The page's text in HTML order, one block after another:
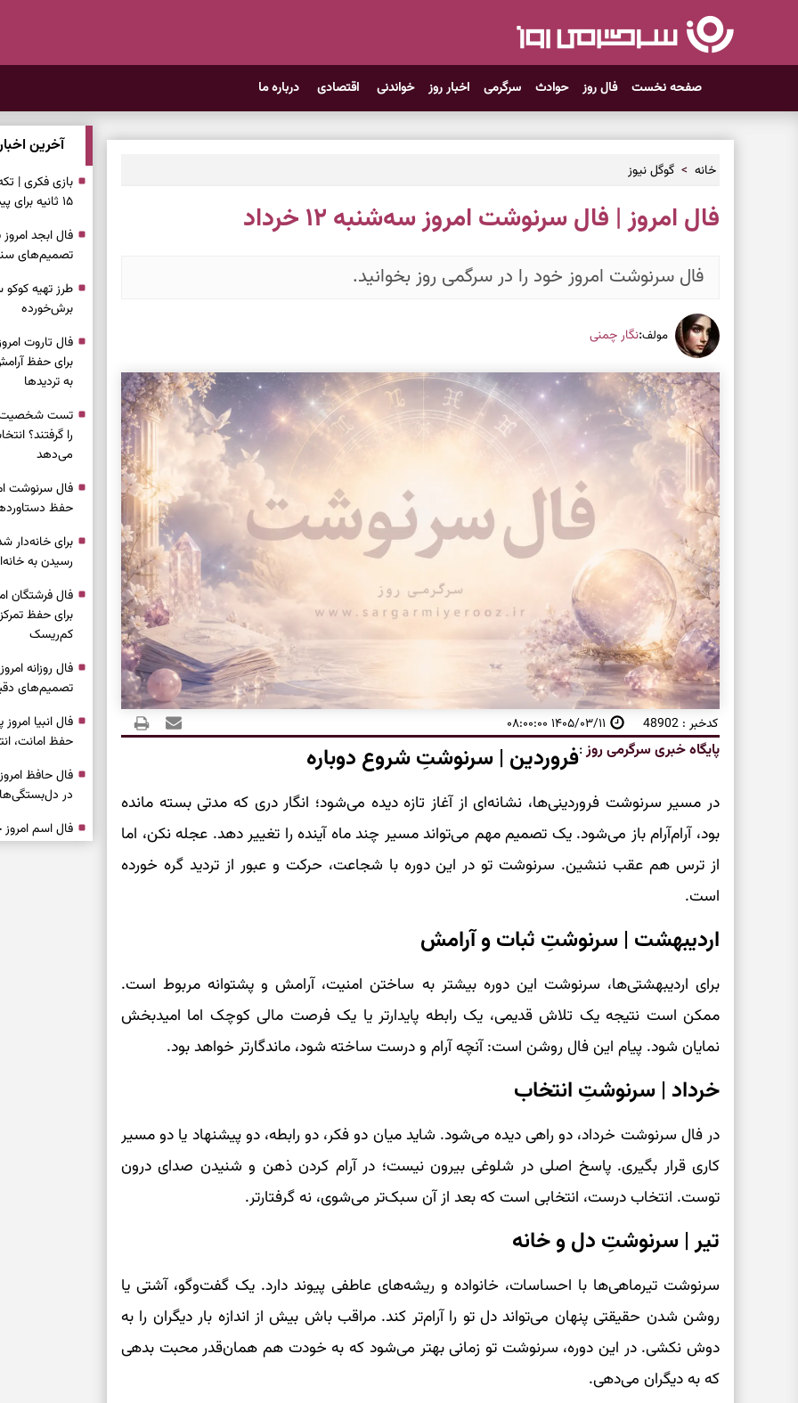
صفحه نخست فال روز حوادث سرگرمی اخبار روز خواندنی اقتصادی درباره ما
خانه گوگل نیوز
فال امروز | فال سرنوشت امروز سه‌شنبه ۱۲ خرداد
فال سرنوشت امروز خود را در سرگمی روز بخوانید.
مولف:نگار چمنی
کدخبر : 48902 ۱۴۰۵/۰۳/۱۱ ۰۸:۰۰:۰۰
پایگاه خبری سرگرمی روز:فروردین | سرنوشتِ شروع دوباره
در مسیر سرنوشت فروردینی‌ها، نشانه‌ای از آغاز تازه دیده می‌شود؛ انگار دری که مدتی بسته مانده
بود، آرام‌آرام باز می‌شود. یک تصمیم مهم می‌تواند مسیر چند ماه آینده را تغییر دهد. عجله نکن، اما
از ترس هم عقب ننشین. سرنوشت تو در این دوره با شجاعت، حرکت و عبور از تردید گره خورده
است.
اردیبهشت | سرنوشتِ ثبات و آرامش
برای اردیبهشتی‌ها، سرنوشت این دوره بیشتر به ساختن امنیت، آرامش و پشتوانه مربوط است.
ممکن است نتیجه یک تلاش قدیمی، یک رابطه پایدارتر یا یک فرصت مالی کوچک اما امیدبخش
نمایان شود. پیام این فال روشن است: آنچه آرام و درست ساخته شود، ماندگارتر خواهد بود.
خرداد | سرنوشتِ انتخاب
در فال سرنوشت خرداد، دو راهی دیده می‌شود. شاید میان دو فکر، دو رابطه، دو پیشنهاد یا دو مسیر
کاری قرار بگیری. پاسخ اصلی در شلوغی بیرون نیست؛ در آرام کردن ذهن و شنیدن صدای درون
توست. انتخاب درست، انتخابی است که بعد از آن سبک‌تر می‌شوی، نه گرفتارتر.
تیر | سرنوشتِ دل و خانه
سرنوشت تیرماهی‌ها با احساسات، خانواده و ریشه‌های عاطفی پیوند دارد. یک گفت‌وگو، آشتی یا
روشن شدن حقیقتی پنهان می‌تواند دل تو را آرام‌تر کند. مراقب باش بیش از اندازه بار دیگران را به
دوش نکشی. در این دوره، سرنوشت تو زمانی بهتر می‌شود که به خودت هم همان‌قدر محبت بدهی
که به دیگران می‌دهی.
آخرین
بازی فکری |
۱۵ ثانیه برای پیداکردنش وقت دارید
تصمیم‌های
طرز تهیه
برش‌خورده
برای حفظ
به تردیدها
تست شخصیت
را گرفتند؟
می‌دهد
حفظ
برای خانه‌دار
رسیدن به
برای حفظ
کم‌ریسک
تصمیم‌های
حفظ امانت،
در
درباره حضور